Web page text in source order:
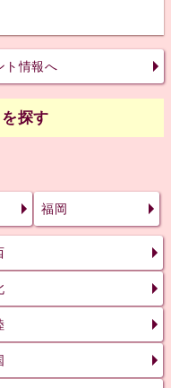
ト情報へ
探す
福岡